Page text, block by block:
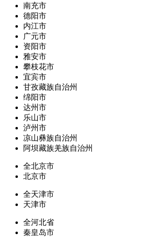
南充市
德阳市
内江市
广元市
资阳市
雅安市
攀枝花市
宜宾市
甘孜藏族自治州
绵阳市
达州市
乐山市
泸州市
凉山彝族自治州
阿坝藏族羌族自治州
全北京市
北京市
全天津市
天津市
全河北省
秦皇岛市